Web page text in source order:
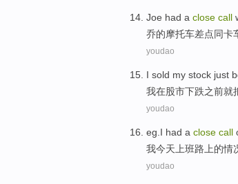
Joe had a close call
乔的摩托车差点同卡
youdao
I sold my stock just
我在股市下跌之前就
youdao
eg.I had a close call
我今天 上班路上的情
youdao